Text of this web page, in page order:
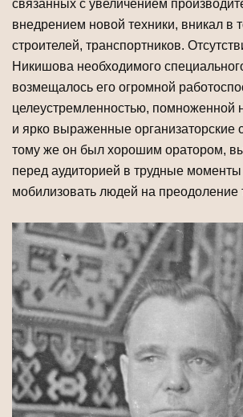
связанных с увеличением
внедрением новой техники, вникал в
строителей, транспортников.
Никишова необходимого
возмещалось его огромной
целеустремленностью, помноженной
и ярко выраженные организаторские
тому же он был хорошим оратором,
перед аудиторией в трудные моменты
мобилизовать людей на преодоление